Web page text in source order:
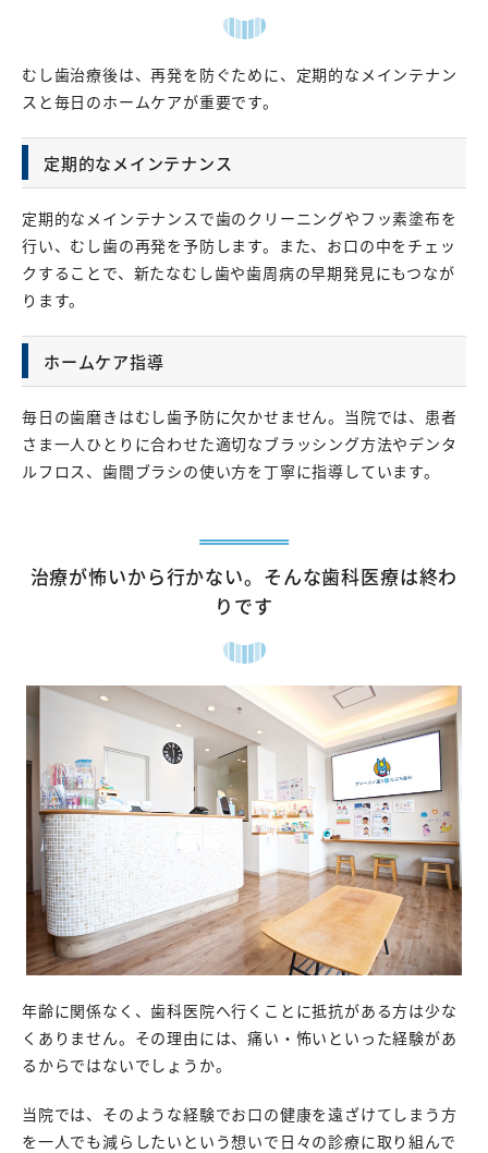
むし歯治療後は、再発を防ぐために、定期的なメインテナン
スと毎日のホームケアが重要です。
定期的なメインテナンス
定期的なメインテナンスで歯のクリーニングやフッ素塗布を
行い、むし歯の再発を予防します。また、お口の中をチェッ
クすることで、新たなむし歯や歯周病の早期発見にもつなが
ります。
ホームケア指導
毎日の歯磨きはむし歯予防に欠かせません。当院では、患者
さま一人ひとりに合わせた適切なブラッシング方法やデンタ
ルフロス、歯間ブラシの使い方を丁寧に指導しています。
治療が怖いから行かない。そんな歯科医療は終わ
りです
年齢に関係なく、歯科医院へ行くことに抵抗がある方は少な
くありません。その理由には、痛い・怖いといった経験があ
るからではないでしょうか。
当院では、そのような経験でお口の健康を遠ざけてしまう方
を一人でも減らしたいという想いで日々の診療に取り組んで